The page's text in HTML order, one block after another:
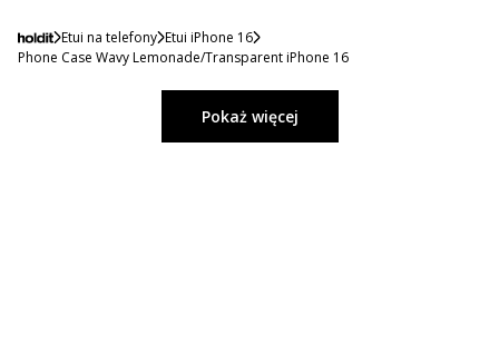
Etui na telefony Etui iPhone 16
Phone Case Wavy Lemonade/Transparent iPhone 16
Pokaż więcej